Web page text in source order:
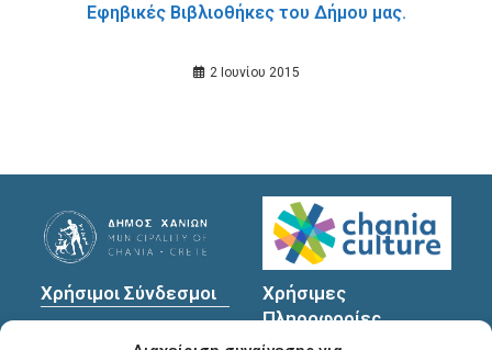
Εφηβικές Βιβλιοθήκες του Δήμου μας.
2 Ιουνίου 2015
Χρήσιμοι Σύνδεσμοι
Χρήσιμες
Πληροφορίες